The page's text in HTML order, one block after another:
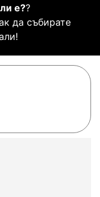
е??
да събирате